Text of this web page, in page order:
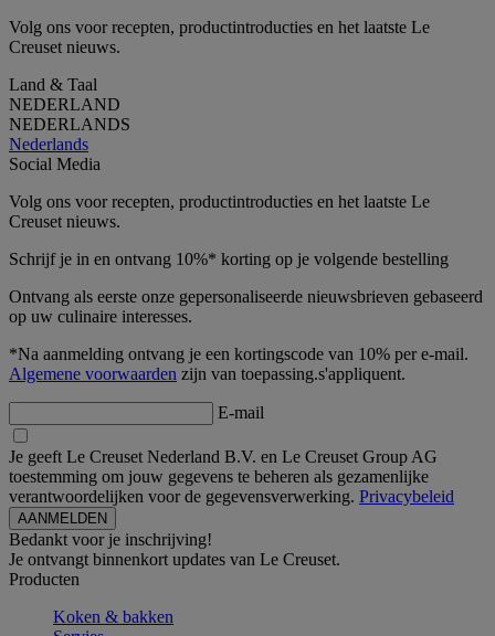
Volg ons voor recepten, productintroducties en het laatste Le
Creuset nieuws.
Land & Taal
NEDERLAND
NEDERLANDS
Nederlands
Social Media
Volg ons voor recepten, productintroducties en het laatste Le
Creuset nieuws.
Schrijf je in en ontvang 10%* korting op je volgende bestelling
Ontvang als eerste onze gepersonaliseerde nieuwsbrieven gebaseerd
op uw culinaire interesses.
*Na aanmelding ontvang je een kortingscode van 10% per e-mail.
Algemene voorwaarden zijn van toepassing.s'appliquent.
E-mail
Je geeft Le Creuset Nederland B.V. en Le Creuset Group AG
toestemming om jouw gegevens te beheren als gezamenlijke
verantwoordelijken voor de gegevensverwerking. Privacybeleid
Bedankt voor je inschrijving!
Je ontvangt binnenkort updates van Le Creuset.
Producten
Koken & bakken